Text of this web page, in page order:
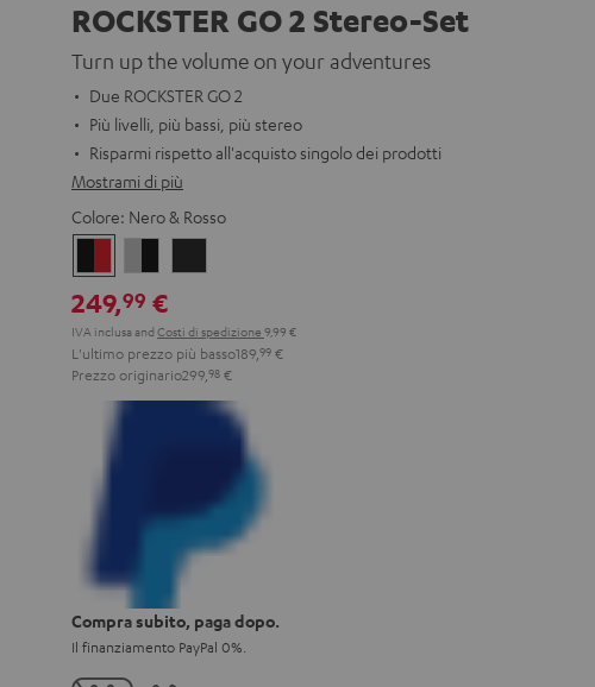
ROCKSTER GO 2 Stereo-Set
Turn up the volume on your adventures
Due ROCKSTER GO 2
Più livelli, più bassi, più stereo
Risparmi rispetto all'acquisto singolo dei prodotti
Mostrami di più
Colore: Nero & Rosso
&
Rosso Black
249,99 €
IVA inclusa and Costi di spedizione 9,99 €
L'ultimo prezzo più basso189, 99 €
Prezzo originario299, 98 €
Compra subito, paga dopo.
Il finanziamento PayPal 0%.